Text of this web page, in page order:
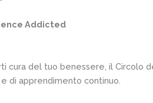
Addicted
del tuo benessere, il Circolo
di apprendimento continuo.